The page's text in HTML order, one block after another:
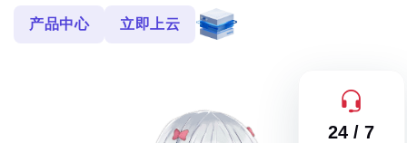
产品中心 立即上云
24 / 7